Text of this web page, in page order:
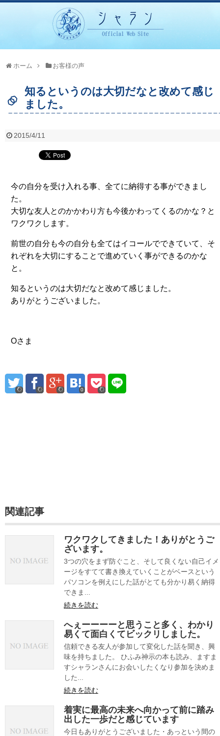
ホーム お客様の声
知るというのは大切だなと改めて感じ
ました。
2015/4/11
今の自分を受け入れる事、全てに納得する事ができまし
た。
大切な友人とのかかわり方も今後かわってくるのかな？と
ワクワクします。
前世の自分も今の自分も全てはイコールでできていて、そ
れぞれを大切にすることで進めていく事ができるのかな
と。
知るというのは大切だなと改めて感じました。
ありがとうございました。
Oさま
0
関連記事
ワクワクしてきました！ありがとうご
ざいます。
3つの穴をまず防ぐこと、そして良くない自己イメ
ージをすてて書き換えていくことがベースという
パソコンを例えにした話がとても分かり易く納得
できま...
続きを読む
へぇーーーーと思うこと多く、わかり
易くて面白くてビックリしました。
信頼できる友人が参加して変化した話を聞き、興
味を持ちました。 ひふみ神示の本も読み、ますま
すシャランさんにお会いしたくなり参加を決めま
した...
続きを読む
着実に最高の未来へ向かって前に踏み
出した一歩だと感じています
今日もありがとうございました・あっという間の